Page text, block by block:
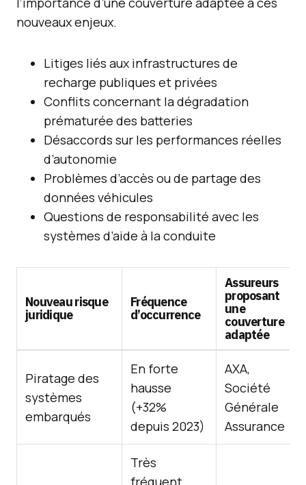
nouveaux enjeux.
Litiges liés aux infrastructures de
recharge publiques et privées
Conflits concernant la dégradation
prématurée des batteries
Désaccords sur les performances réelles
d’autonomie
Problèmes d’accès ou de partage des
données véhicules
Questions de responsabilité avec les
systèmes d’aide à la conduite
Nouveau risque
juridique
Fréquence
d’occurrence
Assureurs
proposant
une
couverture
adaptée
Piratage des
systèmes
embarqués
En forte
hausse
(+32%
depuis 2023)
AXA,
Société
Générale
Assurance
Très
fréquent